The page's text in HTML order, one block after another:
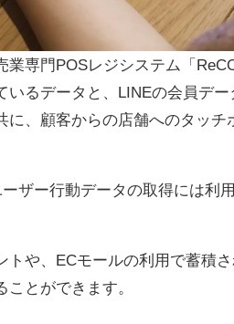
業専門POSレジシステム「
いるデータと、LINEの会員デ
に、顧客からの店舗へのタッチ
ザー行動データの取得には利
トや、ECモールの利用で蓄積
とができます。